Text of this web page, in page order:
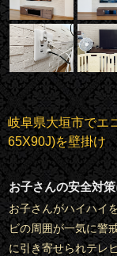
岐阜県大垣市でエ
65X90J)を壁掛け
お子さんの安全対
お子さんがハイハイ
ビの周囲が一気に警
に引き寄せられテレ